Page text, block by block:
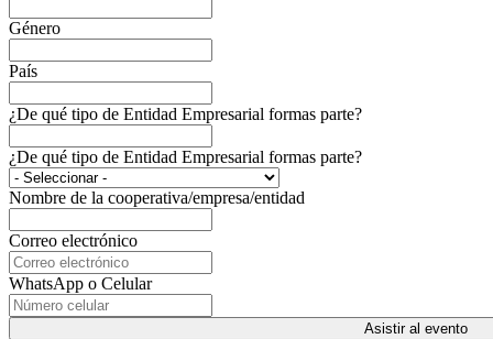
Género
País
¿De qué tipo de Entidad Empresarial formas parte?
¿De qué tipo de Entidad Empresarial formas parte?
Nombre de la cooperativa/empresa/entidad
Correo electrónico
WhatsApp o Celular
Asistir al evento